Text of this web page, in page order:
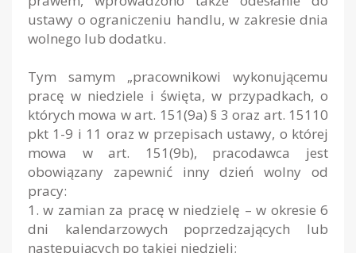
ustawy o ograniczeniu handlu, w zakresie dnia
wolnego lub dodatku.
Tym samym „pracownikowi wykonującemu
pracę w niedziele i święta, w przypadkach, o
których mowa w art. 151(9a) § 3 oraz art. 15110
pkt 1-9 i 11 oraz w przepisach ustawy, o której
mowa w art. 151(9b), pracodawca jest
obowiązany zapewnić inny dzień wolny od
pracy:
1. w zamian za pracę w niedzielę – w okresie 6
dni kalendarzowych poprzedzających lub
następujących po takiej niedzieli;